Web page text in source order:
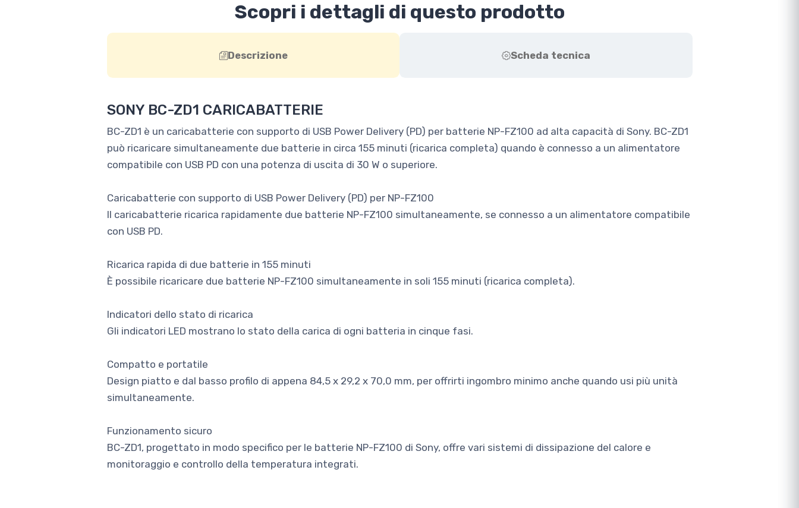
Scopri i dettagli di questo prodotto
Descrizione Scheda tecnica
SONY BC-ZD1 CARICABATTERIE
BC-ZD1 è un caricabatterie con supporto di USB Power Delivery (PD) per batterie NP-FZ100 ad alta capacità di Sony. BC-ZD1
può ricaricare simultaneamente due batterie in circa 155 minuti (ricarica completa) quando è connesso a un alimentatore
compatibile con USB PD con una potenza di uscita di 30 W o superiore.
Caricabatterie con supporto di USB Power Delivery (PD) per NP-FZ100
Il caricabatterie ricarica rapidamente due batterie NP-FZ100 simultaneamente, se connesso a un alimentatore compatibile
con USB PD.
Ricarica rapida di due batterie in 155 minuti
È possibile ricaricare due batterie NP-FZ100 simultaneamente in soli 155 minuti (ricarica completa).
Indicatori dello stato di ricarica
Gli indicatori LED mostrano lo stato della carica di ogni batteria in cinque fasi.
Compatto e portatile
Design piatto e dal basso profilo di appena 84,5 x 29,2 x 70,0 mm, per offrirti ingombro minimo anche quando usi più unità
simultaneamente.
Funzionamento sicuro
BC-ZD1, progettato in modo specifico per le batterie NP-FZ100 di Sony, offre vari sistemi di dissipazione del calore e
monitoraggio e controllo della temperatura integrati.